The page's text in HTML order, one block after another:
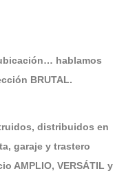
hablamos
BRUTAL.
distribuidos en
garaje y trastero
AMPLIO, VERSÁTIL y